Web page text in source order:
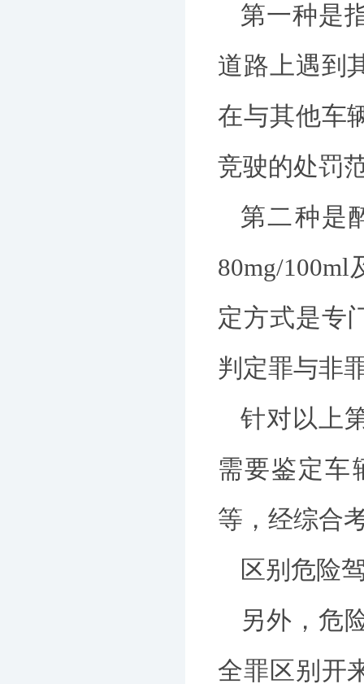
第一种是
道路上遇到
在与其他车
竞驶的处罚
第二种是
80mg/
定方式是专
判定罪与非
针对以上
需要鉴定车
等，经综合
区别危险
另外，危
全罪区别开